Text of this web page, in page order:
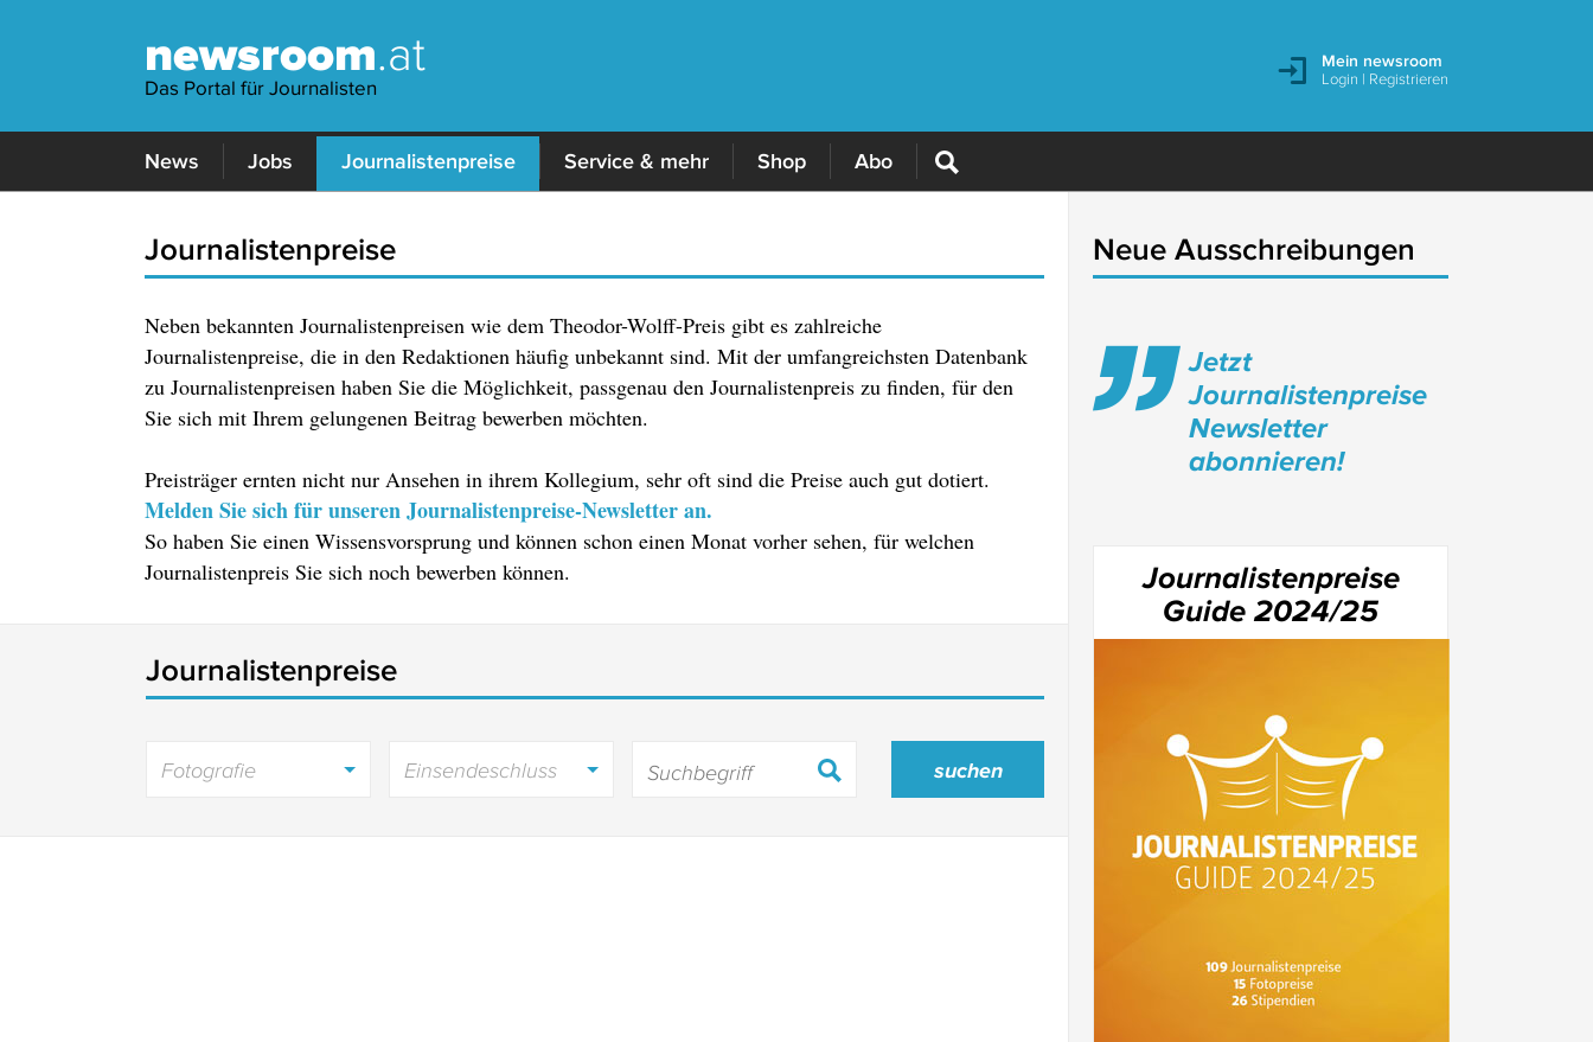
newsroom.at
Das Portal für Journalisten
Mein newsroom
Login | Registrieren
News Jobs Journalistenpreise Service & mehr Shop Abo
Journalistenpreise
Neben bekannten Journalistenpreisen wie dem Theodor-Wolff-Preis gibt es zahlreiche
Journalistenpreise, die in den Redaktionen häufig unbekannt sind. Mit der umfangreichsten Datenbank
zu Journalistenpreisen haben Sie die Möglichkeit, passgenau den Journalistenpreis zu finden, für den
Sie sich mit Ihrem gelungenen Beitrag bewerben möchten.
Preisträger ernten nicht nur Ansehen in ihrem Kollegium, sehr oft sind die Preise auch gut dotiert.
Melden Sie sich für unseren Journalistenpreise-Newsletter an.
So haben Sie einen Wissensvorsprung und können schon einen Monat vorher sehen, für welchen
Journalistenpreis Sie sich noch bewerben können.
Journalistenpreise
Fotografie Einsendeschluss
Neue Ausschreibungen
Jetzt
Journalistenpreise
Newsletter
abonnieren!
Journalistenpreise
Guide 2024/25